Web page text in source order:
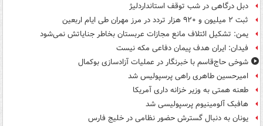
دبل درگاهی در شب توقف استانداردلیژ
ثبت ۲ میلیون و ۹۲۰ هزار تردد در مرز مهران طی ایام اربعین
یمن: تشکیل ائتلاف مانع مجازات عربستان بخاطر جنایاتش نمی‌شود
فیدان: ایران هدف پیمان دفاعی مکه نیست
شوخی حاج‌قاسم با خبرنگار در عملیات آزادسازی بوکمال
امیرحسین طاهری راهی پرسپولیس شد
طعنه همتی به وزیر خزانه داری آمریکا
هافبک آلومینیوم پرسپولیسی شد
یونان به دنبال گسترش حضور نظامی در خلیج فارس